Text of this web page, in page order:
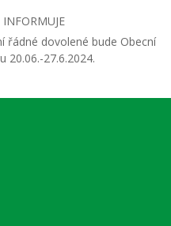
řádné dovolené bude Obecní
20.06.-27.6.2024.